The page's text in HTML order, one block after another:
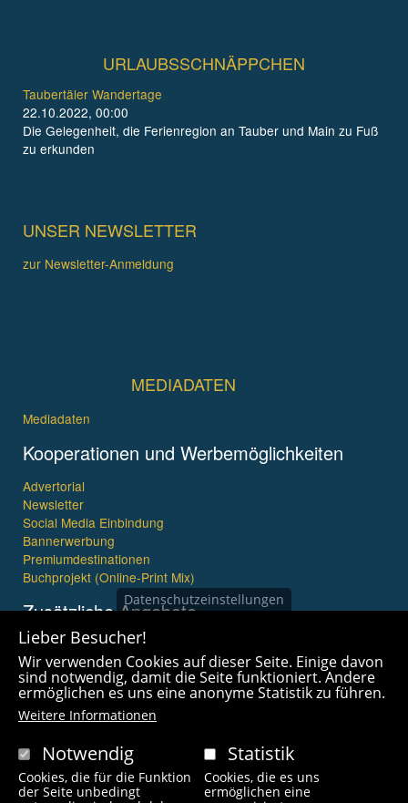
URLAUBSSCHNÄPPCHEN
Taubertäler Wandertage
22.10.2022, 00:00
Die Gelegenheit, die Ferienregion an Tauber und Main zu Fuß
zu erkunden
UNSER NEWSLETTER
zur Newsletter-Anmeldung
MEDIADATEN
Mediadaten
Kooperationen und Werbemöglichkeiten
Advertorial
Newsletter
Social Media Einbindung
Bannerwerbung
Premiumdestinationen
Buchprojekt (Online-Print Mix)
Zusätzliche Angebote
Imagefilme und mehr
360° x 360° Fotografie
Copyright © 2021 wanderfreak.de. Alle Rechte vorbehalten.
Datenschutzeinstellungen
Lieber Besucher!
Wir verwenden Cookies auf dieser Seite. Einige davon
sind notwendig, damit die Seite funktioniert. Andere
ermöglichen es uns eine anonyme Statistik zu führen.
Weitere Informationen
Notwendig
Cookies, die für die Funktion
der Seite unbedingt
Statistik
Cookies, die es uns
ermöglichen eine